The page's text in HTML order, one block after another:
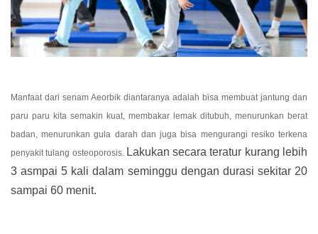
Manfaat dari senam Aeorbik diantaranya adalah bisa membuat jantung dan
paru paru kita semakin kuat, membakar lemak ditubuh, menurunkan berat
badan, menurunkan gula darah dan juga bisa mengurangi resiko terkena
penyakit tulang osteoporosis.
Lakukan secara teratur kurang lebih
3 asmpai 5 kali dalam seminggu dengan durasi sekitar 20
sampai 60 menit.